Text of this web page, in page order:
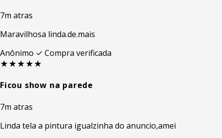
7m atras
Maravilhosa linda.de.mais
Anônimo ✓ Compra verificada
★★★★★
Ficou show na parede
7m atras
Linda tela a pintura igualzinha do anuncio,amei